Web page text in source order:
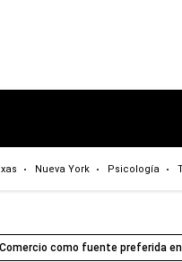
Nueva York Psicología
como fuente preferida en